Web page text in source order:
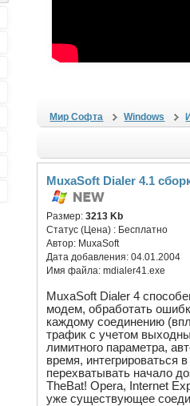
Мир Софта Windows
MuxaSoft Dialer 4.1
Размер:3213 Kb
Статус (Цена) : Бесплатно
Автор: MuxaSoft
Дата добавления:04.01.2004
Имя файла:mdialer41.exe
MuxaSoft Dialer 4
модем, обработать
каждому соединению
трафик с учетом
лимитного параметра,
время, интегрироваться
перехватывать начало
TheBat! Opera, Internet
уже существующее